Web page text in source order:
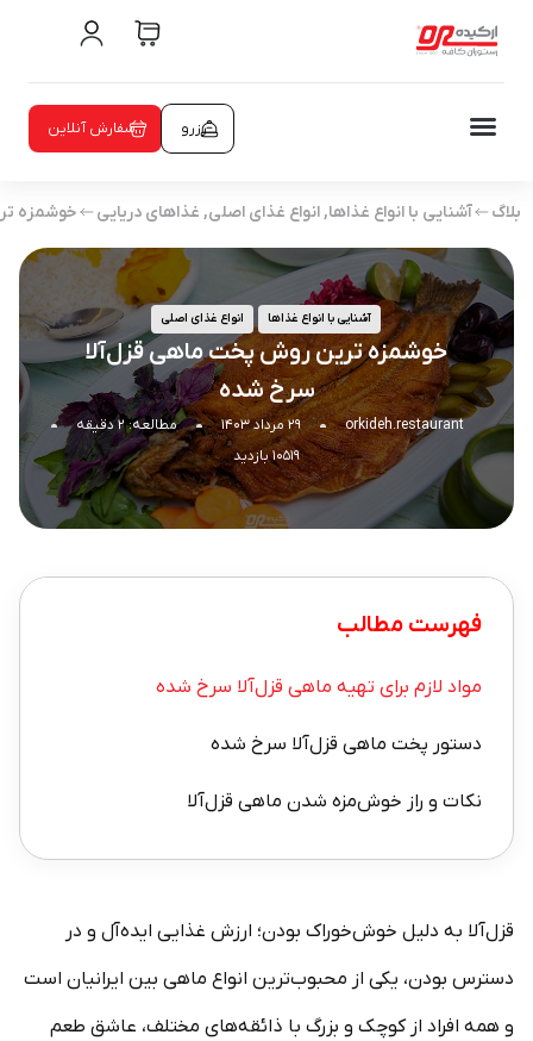
سفارش آنلاین رزرو
بلاگ آشنایی با انواع غذاها,انواع غذای اصلی, غذاهای دریایی خوشمزه
آشنایی با انواع غذاها انواع غذای اصلی
خوشمزه ترین روش پخت ماهی قزل‌آلا
سرخ شده
orkideh.restaurant ۲۹ مرداد ۱۴۰۳
مطالعه: ۲ دقیقه
۱۰۵۱۹ بازدید
فهرست مطالب
مواد لازم برای تهیه ماهی قزل‌آلا سرخ شده
دستور پخت ماهی قزل‌آلا سرخ شده
نکات و راز خوش‌مزه شدن ماهی قزل‌آلا
قزل‌آلا به دلیل خوش‌خوراک بودن؛ ارزش غذایی ایده‌آل و در
دسترس بودن، یکی از محبوب‌ترین انواع ماهی‌ بین ایرانیان است
و همه افراد از کوچک و بزرگ با ذائقه‌های مختلف، عاشق طعم